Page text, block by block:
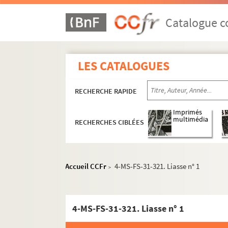
Catalogue
LES CATALOGUES
RECHERCHE RAPIDE
RECHERCHES CIBLÉES
Imprimés
multimédia
Accueil CCFr > 4-MS-FS-31-321. Liasse n° 1
4-MS-FS-31-321. Liasse n° 1
Oeuvres littéraires
Oeuvres graphiques
Photographies
Oeuvres textuelles